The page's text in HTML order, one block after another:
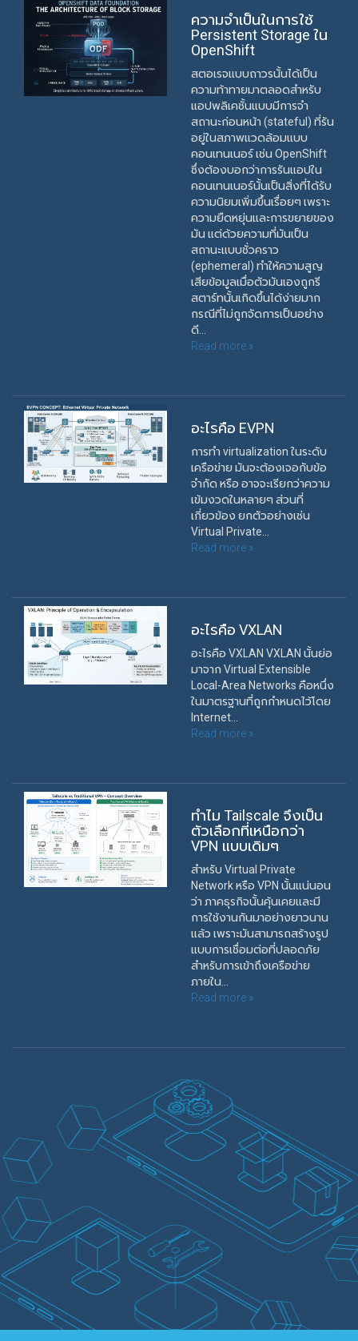
ความจำเป็นในการใช้
Persistent Storage ใน
OpenShift
สตอเรจแบบถาวรนั้นได้เป็น
ความท้าทายมาตลอดสำหรับ
แอปพลิเคชั้นแบบมีการจำ
สถานะก่อนหน้า (stateful) ที่รัน
อยู่ในสภาพแวดล้อมแบบ
คอนเทนเนอร์ เช่น OpenShift
ซึ่งต้องบอกว่าการรันแอปใน
คอนเทนเนอร์นั้นเป็นสิ่งที่ได้รับ
ความนิยมเพิ่มขึ้นเรื่อยๆ เพราะ
ความยืดหยุ่นและการขยายของ
มัน แต่ด้วยความที่มันเป็น
สถานะแบบชั่วคราว
(ephemeral) ทำให้ความสูญ
เสียข้อมูลเมื่อตัวมันเองถูกรี
สตาร์ทนั้นเกิดขึ้นได้ง่ายมาก
กรณีที่ไม่ถูกจัดการเป็นอย่าง
ดี...
Read more »
อะไรคือ EVPN
การทำ virtualization ในระดับ
เครือข่าย มันจะต้องเจอกับข้อ
จำกัด หรือ อาจจะเรียกว่าความ
เข้มงวดในหลายๆ ส่วนที่
เกี่ยวข้อง ยกตัวอย่างเช่น
Virtual Private...
Read more »
อะไรคือ VXLAN
อะไรคือ VXLAN VXLAN นั้นย่อ
มาจาก Virtual Extensible
Local-Area Networks คือหนึ่ง
ในมาตรฐานที่ถูกกำหนดไว้โดย
Internet...
Read more »
ทำไม Tailscale จึงเป็น
ตัวเลือกที่เหนือกว่า
VPN แบบเดิมๆ
สำหรับ Virtual Private
Network หรือ VPN นั้นแน่นอน
ว่า ภาคธุรกิจนั้นคุ้นเคยและมี
การใช้งานกันมาอย่างยาวนาน
แล้ว เพราะมันสามารถสร้างรูป
แบบการเชื่อมต่อที่ปลอดภัย
สำหรับการเข้าถึงเครือข่าย
ภายใน...
Read more »